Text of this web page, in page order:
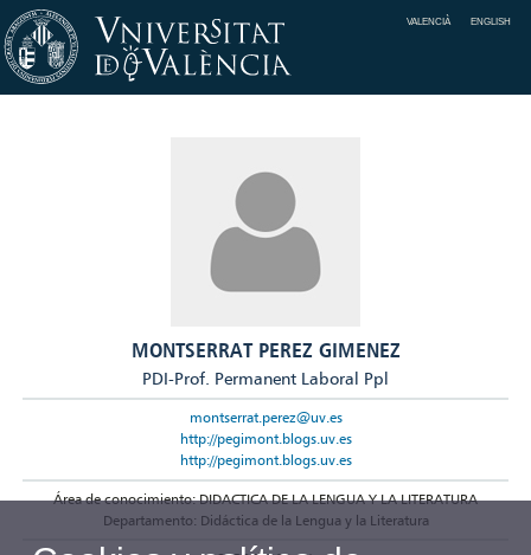
VALENCIÀ ENGLISH
MONTSERRAT PEREZ GIMENEZ
PDI-Prof. Permanent Laboral Ppl
montserrat.perez@uv.es
http://pegimont.blogs.uv.es
http://pegimont.blogs.uv.es
Área de conocimiento: DIDACTICA DE LA LENGUA Y LA LITERATURA
Departamento: Didáctica de la Lengua y la Literatura